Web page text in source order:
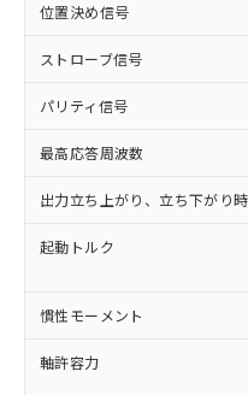
位置決め信号
ストローブ信号
パリティ信号
最高応答周波数
出力立ち上がり、立ち下がり
起動トルク
慣性モーメント
軸許容力以下の条件をお読
※1 対応状況
対応済み：EU
非含有に対応し
す。
対応予定：EU
有に対応した製
商品です。
対応予定なし：
非含有に非対応の